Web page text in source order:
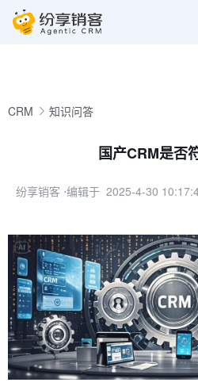
CRM 知识问答
国产CRM是否
纷享销客 ⋅编辑于 2025-4-30